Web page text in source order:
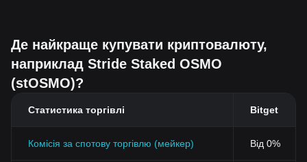
Де найкраще купувати криптовалюту,
наприклад Stride Staked OSMO
(stOSMO)?
Статистика торгівлі Bitget
Комісія за спотову торгівлю (мейкер) Від 0%